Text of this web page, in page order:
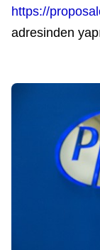
https://
adresinden